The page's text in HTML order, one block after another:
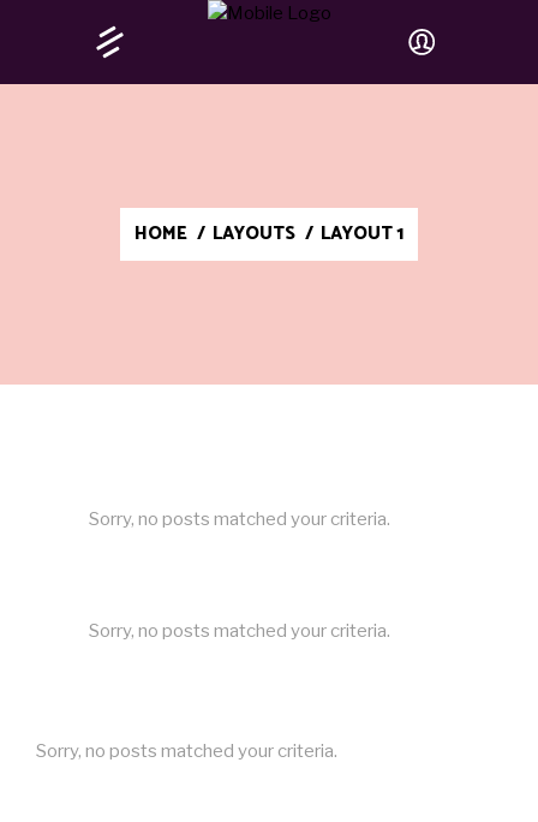
HOME / LAYOUTS / LAYOUT 1
Sorry, no posts matched your criteria.
Sorry, no posts matched your criteria.
Sorry, no posts matched your criteria.